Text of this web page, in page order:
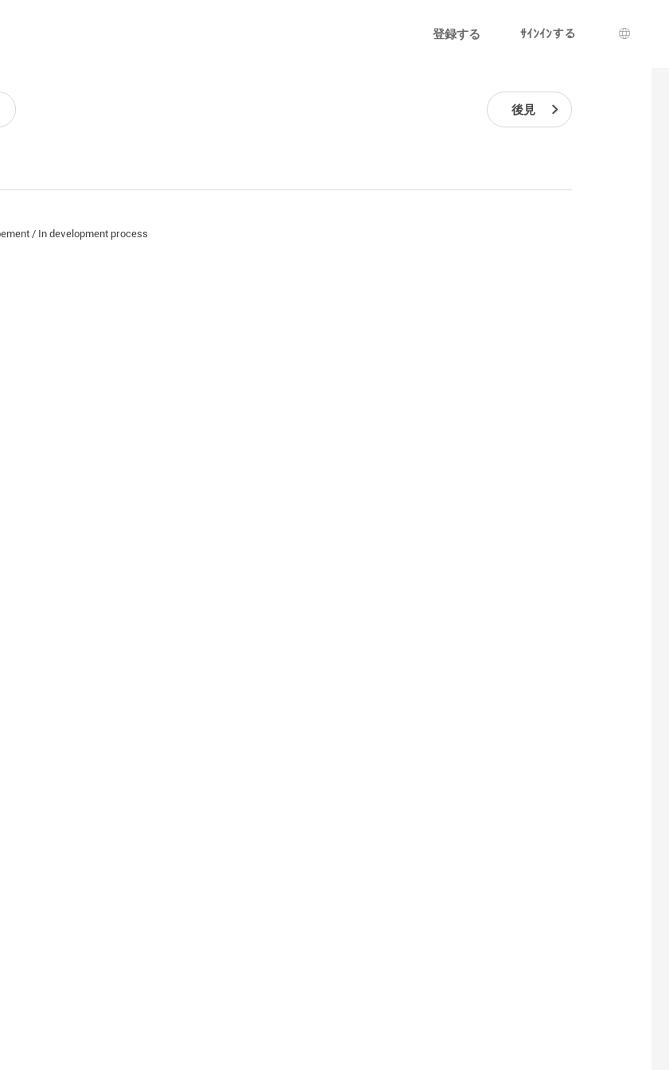
登録する ｻｲﾝｲﾝする
言語選
後見
/ In development process